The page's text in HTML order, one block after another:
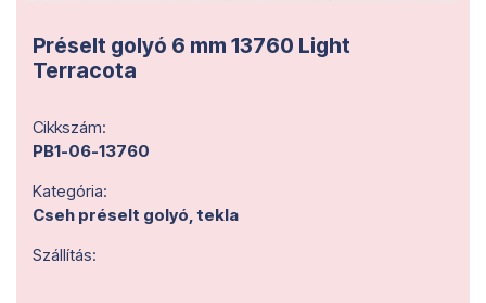
Préselt golyó 6 mm 13760 Light
Terracota
Cikkszám:
PB1-06-13760
Kategória:
Cseh préselt golyó, tekla
Szállítás: